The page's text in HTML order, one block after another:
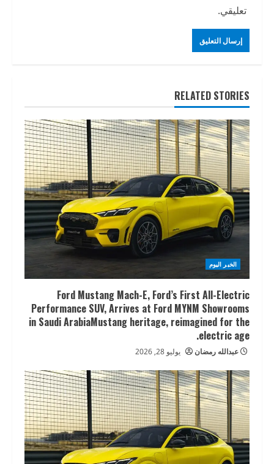
تعليقي.
RELATED STORIES
الخبر اليوم
Ford Mustang Mach-E, Ford’s First All-Electric
Performance SUV, Arrives at Ford MYNM Showrooms
in Saudi ArabiaMustang heritage, reimagined for the
electric age.
عبدالله رمضان يوليو 28, 2026